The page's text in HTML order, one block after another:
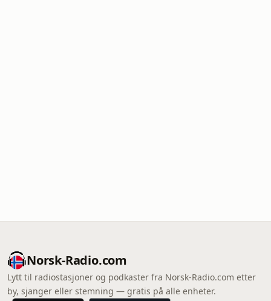
Norsk-Radio.com
Lytt til radiostasjoner og podkaster fra Norsk-Radio.com etter
by, sjanger eller stemning — gratis på alle enheter.